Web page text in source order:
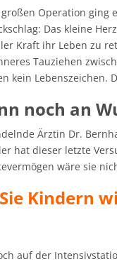
Operation ging
Das kleine
Kraft ihr Leben zu
Tauziehen
kein Lebenszeichen.
noch an
Ärztin Dr.
hat dieser letzte
wäre sie
Kindern
auf der